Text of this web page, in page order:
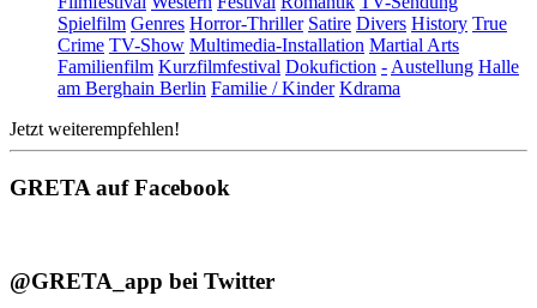
Spielfilm Genres Horror-Thriller Satire Divers History True
Crime TV-Show Multimedia-Installation Martial Arts
Familienfilm Kurzfilmfestival Dokufiction -Austellung Halle
am Berghain Berlin Familie / Kinder Kdrama
Jetzt weiterempfehlen!
GRETA auf Facebook
@GRETA_app bei Twitter